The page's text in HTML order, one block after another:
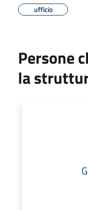
ufficio
Persone
la